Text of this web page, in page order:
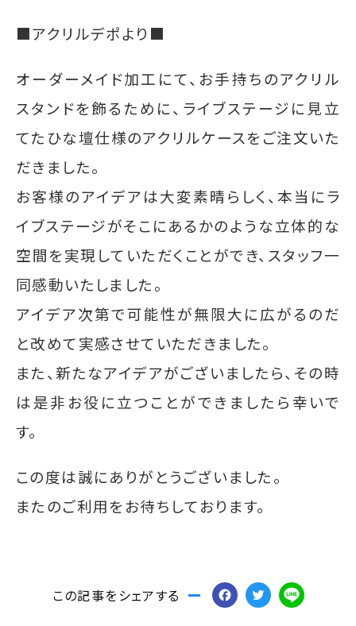
■アクリルデポより■
オーダーメイド加工にて、 お手持ちのアクリル
スタンドを飾るために、ライブステージに見立
てたひな壇仕様のアクリルケースをご注文いた
だきました。
お客様のアイデアは大変素晴らしく、本当にラ
イブステージがそこにあるかのような立体的な
空間を実現していただくことができ、スタッフ一
同感動いたしました。
アイデア次第で可能性が無限大に広がるのだ
と改めて実感させていただきました。
また、新たなアイデアがございましたら、その時
は是非お役に立つことができましたら幸いで
す。
この度は誠にありがとうございました。
またのご利用をお待ちしております。
この記事をシェアする F T Li